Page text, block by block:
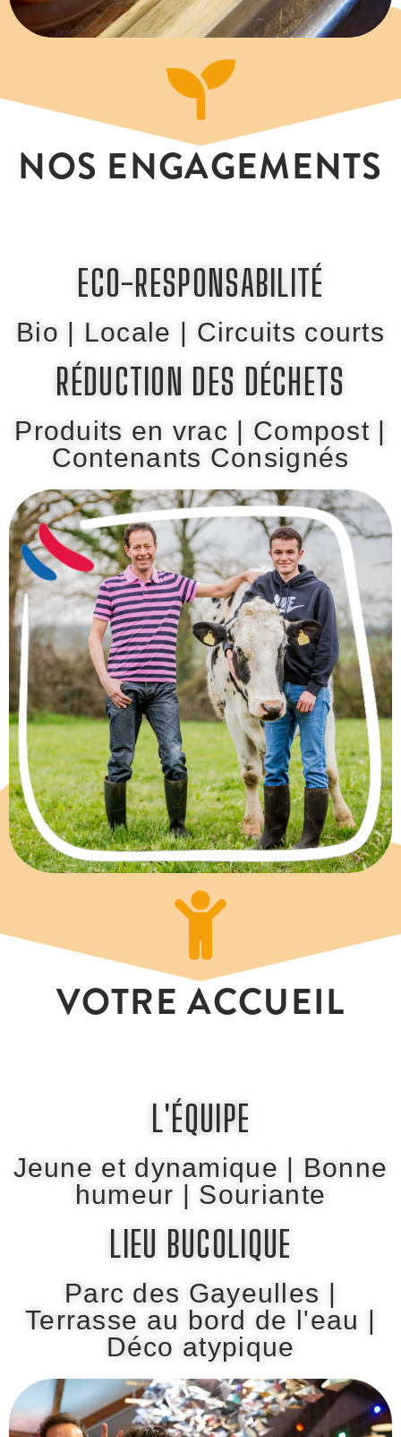
NOS ENGAGEMENTS
ECO-RESPONSABILITÉ
Bio | Locale | Circuits courts
RÉDUCTION DES DÉCHETS
Produits en vrac | Compost |
Contenants Consignés
VOTRE ACCUEIL
L'ÉQUIPE
Jeune et dynamique | Bonne
humeur | Souriante
LIEU BUCOLIQUE
Parc des Gayeulles |
Terrasse au bord de l'eau |
Déco atypique